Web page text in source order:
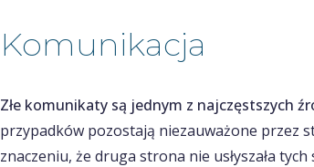
Komunikacja
Złe komunikaty są jednym z najczęstszych
przypadków pozostają niezauważone przez
znaczeniu, że druga strona nie usłyszała